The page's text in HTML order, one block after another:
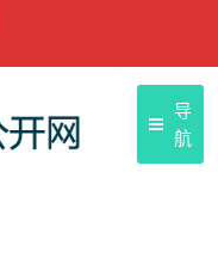
导
航